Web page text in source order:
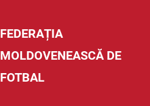
FEDERAȚIA
MOLDOVENEASCĂ DE
FOTBAL